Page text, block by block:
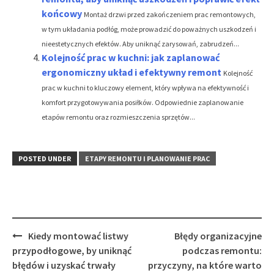
końcowy Montaż drzwi przed zakończeniem prac remontowych,
w tym układania podłóg, może prowadzić do poważnych uszkodzeń i
nieestetycznych efektów. Aby uniknąć zarysowań, zabrudzeń...
Kolejność prac w kuchni: jak zaplanować
ergonomiczny układ i efektywny remont Kolejność
prac w kuchni to kluczowy element, który wpływa na efektywność i
komfort przygotowywania posiłków. Odpowiednie zaplanowanie
etapów remontu oraz rozmieszczenia sprzętów...
POSTED UNDER ETAPY REMONTU I PLANOWANIE PRAC
Post
navigation
Kiedy montować listwy
przypodłogowe, by uniknąć
błędów i uzyskać trwały
Błędy organizacyjne
podczas remontu:
przyczyny, na które warto